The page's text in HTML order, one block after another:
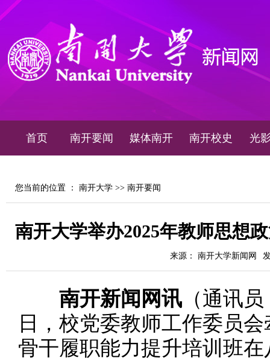
首页 南开要闻 媒体南开 南开校史 光
您当前的位置 ： 南开大学 >> 南开要闻
南开大学举办2025年教师思想
来源： 南开大学新闻网
南开新闻网讯 （通讯
日，校党委教师工作委员
骨干履职能力提升培训班